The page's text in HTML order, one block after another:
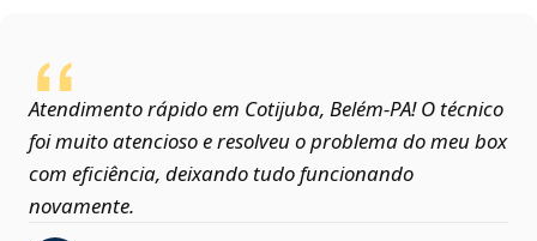
Atendimento rápido em Cotijuba, Belém‑PA! O técnico
foi muito atencioso e resolveu o problema do meu box
com eficiência, deixando tudo funcionando
novamente.